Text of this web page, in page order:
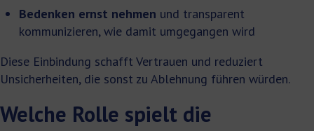
Bedenken ernst nehmen und transparent
kommunizieren, wie damit umgegangen wird
Diese Einbindung schafft Vertrauen und reduziert
Unsicherheiten, die sonst zu Ablehnung führen würden.
Welche Rolle spielt die